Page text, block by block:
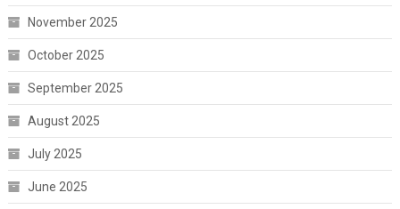
November 2025
October 2025
September 2025
August 2025
July 2025
June 2025